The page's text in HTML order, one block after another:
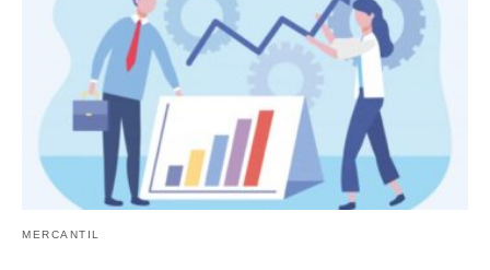
MERCANTIL